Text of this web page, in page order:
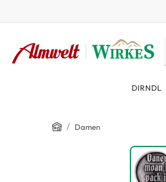
DIRNDL
Home
/ Damen
Bildergalerie überspringen